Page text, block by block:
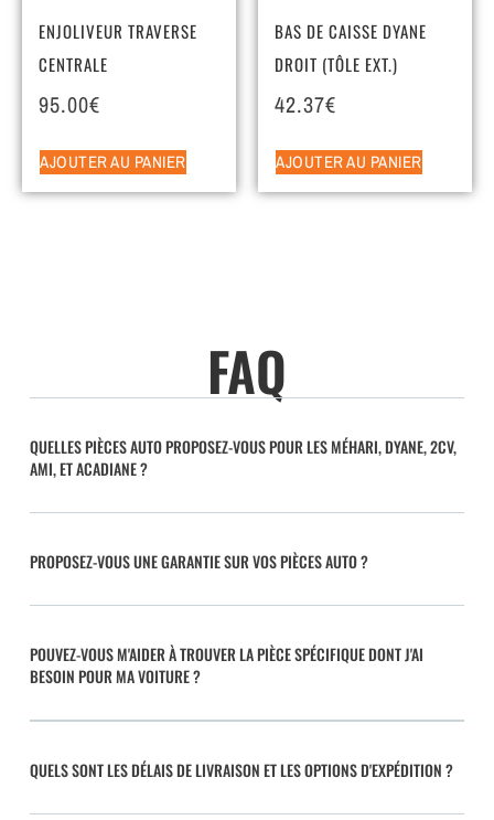
ENJOLIVEUR TRAVERSE
CENTRALE
95.00€
AJOUTER AU PANIER
BAS DE CAISSE DYANE
DROIT (TÔLE EXT.)
42.37€
AJOUTER AU PANIER
FAQ
QUELLES PIÈCES AUTO PROPOSEZ-VOUS POUR LES MÉHARI, DYANE, 2CV,
AMI, ET ACADIANE ?
PROPOSEZ-VOUS UNE GARANTIE SUR VOS PIÈCES AUTO ?
POUVEZ-VOUS M'AIDER À TROUVER LA PIÈCE SPÉCIFIQUE DONT J'AI
BESOIN POUR MA VOITURE ?
QUELS SONT LES DÉLAIS DE LIVRAISON ET LES OPTIONS D'EXPÉDITION ?